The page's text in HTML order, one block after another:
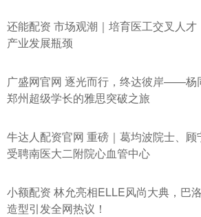
还能配资 市场观潮｜培育医工交叉人才
产业发展瓶颈
广盛网官网 逐光而行，终达彼岸——杨
郑州超级学长的雅思突破之旅
牛达人配资官网 重磅｜葛均波院士、顾
受聘南医大二附院心血管中心
小额配资 林允亮相ELLE风尚大典，巴
造型引发全网热议！